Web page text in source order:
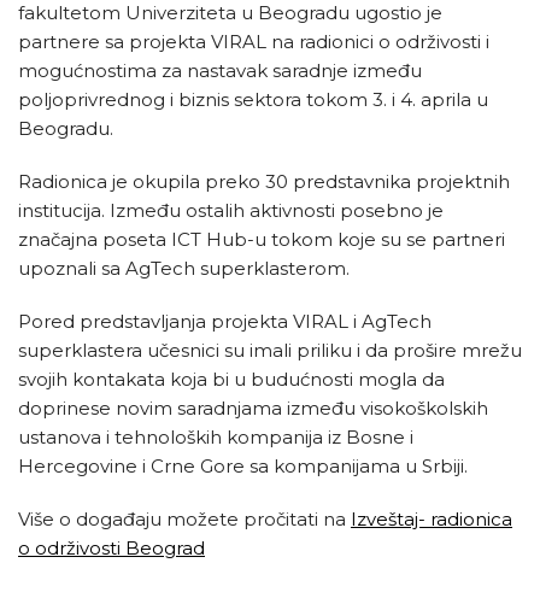
fakultetom Univerziteta u Beogradu ugostio je
partnere sa projekta VIRAL na radionici o održivosti i
mogućnostima za nastavak saradnje između
poljoprivrednog i biznis sektora tokom 3. i 4. aprila u
Beogradu.
Radionica je okupila preko 30 predstavnika projektnih
institucija. Između ostalih aktivnosti posebno je
značajna poseta ICT Hub-u tokom koje su se partneri
upoznali sa AgTech superklasterom.
Pored predstavljanja projekta VIRAL i AgTech
superklastera učesnici su imali priliku i da prošire mrežu
svojih kontakata koja bi u budućnosti mogla da
doprinese novim saradnjama između visokoškolskih
ustanova i tehnoloških kompanija iz Bosne i
Hercegovine i Crne Gore sa kompanijama u Srbiji.
Više o događaju možete pročitati na Izveštaj- radionica
o održivosti Beograd